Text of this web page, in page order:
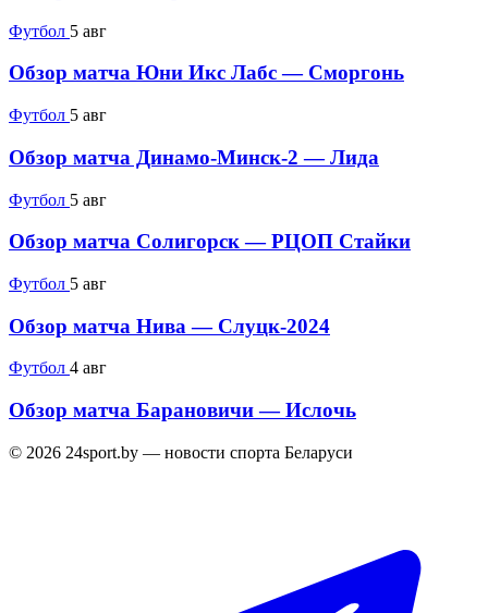
Футбол 5 авг
Обзор матча Юни Икс Лабс — Сморгонь
Футбол 5 авг
Обзор матча Динамо-Минск-2 — Лида
Футбол 5 авг
Обзор матча Солигорск — РЦОП Стайки
Футбол 5 авг
Обзор матча Нива — Слуцк-2024
Футбол 4 авг
Обзор матча Барановичи — Ислочь
© 2026 24sport.by — новости спорта Беларуси